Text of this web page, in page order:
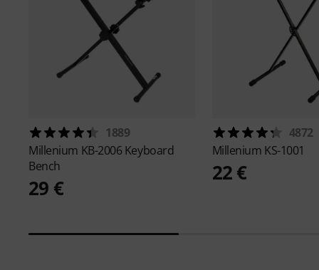
1889
Millenium KB-2006 Keyboard
Bench
29 €
4872
Millenium KS-1001
22 €